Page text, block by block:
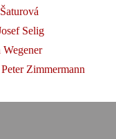
Selig
Wegener
Zimmermann